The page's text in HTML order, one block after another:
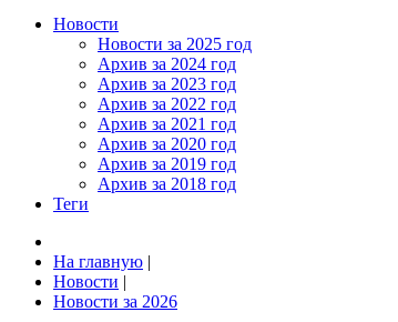
Новости
Новости за 2025 год
Архив за 2024 год
Архив за 2023 год
Архив за 2022 год
Архив за 2021 год
Архив за 2020 год
Архив за 2019 год
Архив за 2018 год
Теги
На главную |
Новости |
Новости за 2026